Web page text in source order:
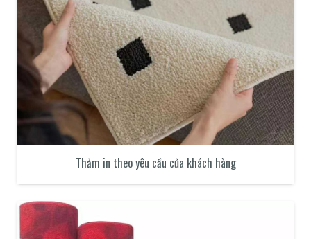
Thảm in theo yêu cầu của khách hàng